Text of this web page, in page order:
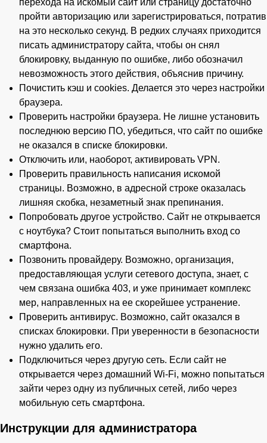
пройти авторизацию или зарегистрироваться, потратив
на это несколько секунд. В редких случаях приходится
писать администратору сайта, чтобы он снял
блокировку, выданную по ошибке, либо обозначил
невозможность этого действия, объяснив причину.
Почистить кэш и cookies. Делается это через настройки
браузера.
Проверить настройки браузера. Не лишне установить
последнюю версию ПО, убедиться, что сайт по ошибке
не оказался в списке блокировки.
Отключить или, наоборот, активировать VPN.
Проверить правильность написания искомой
страницы. Возможно, в адресной строке оказалась
лишняя скобка, незаметный знак препинания.
Попробовать другое устройство. Сайт не открывается
с ноутбука? Стоит попытаться выполнить вход со
смартфона.
Позвонить провайдеру. Возможно, организация,
предоставляющая услуги сетевого доступа, знает, с
чем связана ошибка 403, и уже принимает комплекс
мер, направленных на ее скорейшее устранение.
Проверить антивирус. Возможно, сайт оказался в
списках блокировки. При уверенности в безопасности
нужно удалить его.
Подключиться через другую сеть. Если сайт не
открывается через домашний Wi-Fi, можно попытаться
зайти через одну из публичных сетей, либо через
мобильную сеть смартфона.
Инструкции для администратора